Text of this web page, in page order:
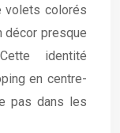
volets colorés
décor presque
identité
en centre-
pas dans les